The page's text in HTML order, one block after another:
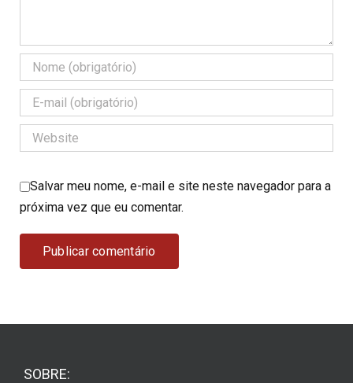
Salvar meu nome, e-mail e site neste navegador para a
próxima vez que eu comentar.
SOBRE: